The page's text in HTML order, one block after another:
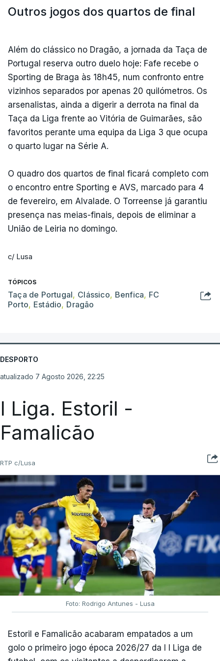
Outros jogos dos quartos de final
Além do clássico no Dragão, a jornada da Taça de
Portugal reserva outro duelo hoje: Fafe recebe o
Sporting de Braga às 18h45, num confronto entre
vizinhos separados por apenas 20 quilómetros. Os
arsenalistas, ainda a digerir a derrota na final da
Taça da Liga frente ao Vitória de Guimarães, são
favoritos perante uma equipa da Liga 3 que ocupa
o quarto lugar na Série A.
O quadro dos quartos de final ficará completo com
o encontro entre Sporting e AVS, marcado para 4
de fevereiro, em Alvalade. O Torreense já garantiu
presença nas meias-finais, depois de eliminar a
União de Leiria no domingo.
c/ Lusa
TÓPICOS
Taça de Portugal, Clássico, Benfica, FC
Porto, Estádio, Dragão
DESPORTO
atualizado 7 Agosto 2026, 22:25
I Liga. Estoril -
Famalicão
RTP c/Lusa
Foto: Rodrigo Antunes - Lusa
Estoril e Famalicão acabaram empatados a um
golo o primeiro jogo época 2026/27 da I I Liga de